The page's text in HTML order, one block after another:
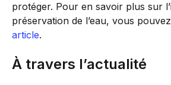
protéger. Pour en savoir plus sur
préservation de l’eau, vous
article.
À travers l’actualité